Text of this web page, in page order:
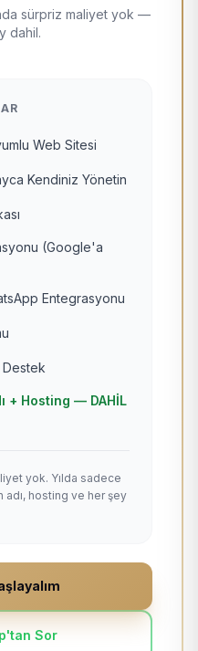
sürpriz maliyet yok —
dahil.
Web Sitesi
Kendiniz Yönetin
(Google'a
Entegrasyonu
Destek
+ Hosting — DAHİL
yok. Yılda sadece
adı, hosting ve her şey
Sor